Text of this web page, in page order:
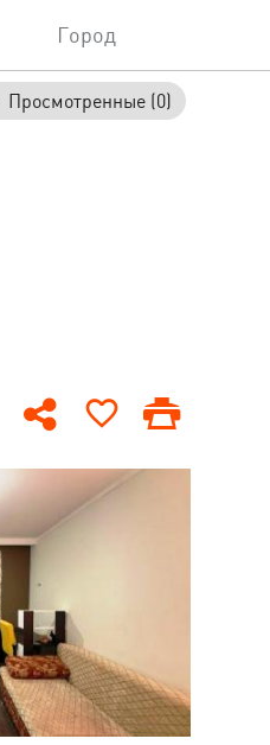
Город
Просмотренные (0)